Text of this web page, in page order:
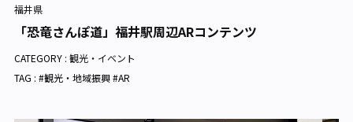
福井県
「恐竜さんぽ道」福井駅周辺ARコンテンツ
CATEGORY : 観光・イベント
TAG : #観光・地域振興 #AR